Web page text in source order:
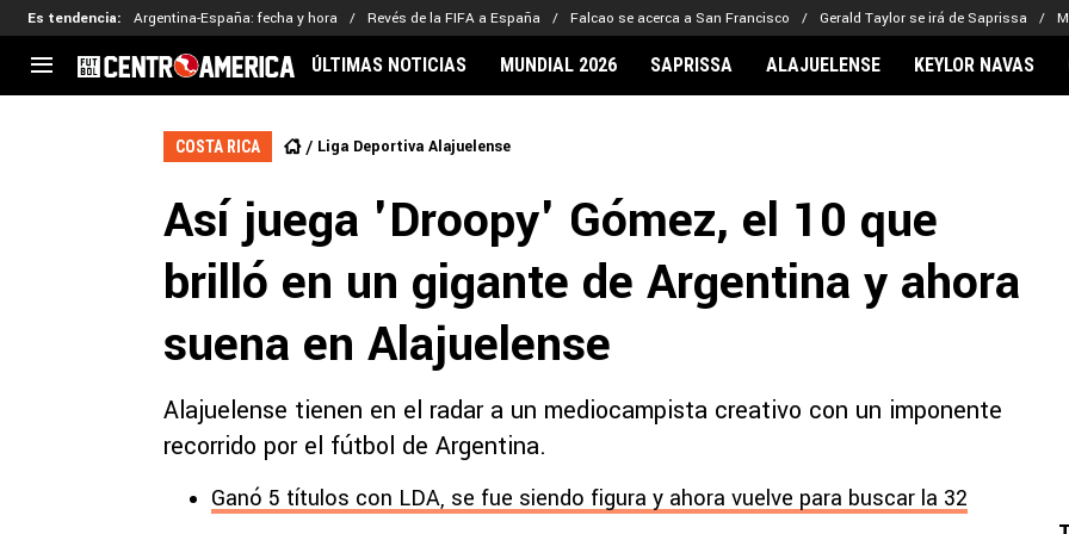
Es tendencia: Argentina-España: fecha y hora Revés de la FIFA a España Falcao se acerca a San Francisco Gerald Taylor se irá de Saprissa
CENTROAMÉRICA
CONCACAF
Liga de Naciones
Eliminatorias
Copa de Campeones
Copa Centroamericana
MLS
LEGIONARIOS
Kervin Arriaga
Adalberto Carrasquilla
Nathaniel Méndez-Laing
Alajuelense
Comunicaciones
Real Estelí
Real Madrid
ÚLTIMAS NOTICIAS MUNDIAL 2026 SAPRISSA ALAJUELENSE KEYLOR NAVAS
COSTA RICA Liga Deportiva Alajuelense
Así juega 'Droopy' Gómez, el 10 que
brilló en un gigante de Argentina y ahora
suena en Alajuelense
Alajuelense tienen en el radar a un mediocampista creativo con un imponente
recorrido por el fútbol de Argentina.
Ganó 5 títulos con LDA, se fue siendo figura y ahora vuelve para buscar la 32